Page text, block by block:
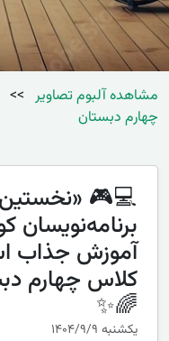
مشاهده آلبوم تصاویر >>
چهارم دبستان
💻🎮 «نخستین
برنامه‌نویسان
آموزش جذاب
کلاس چهارم
🌈✨
یکشنبه ۱۴۰۴/۹/۹